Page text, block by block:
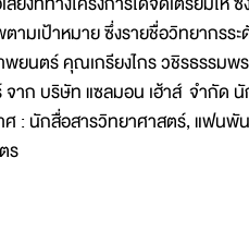
มเป้าหมาย ซึ่งรายชื่อวิทยากรร
นตร์ คุณเกรียงไกร วชิรธรรมพ
าก บริษัท แซลมอน เฮ้าส์ จำกัด
าศ : นักสื่อสารวิทยาศาสตร์, แฟ
ร